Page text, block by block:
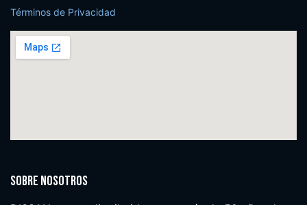
Términos de Privacidad
Sobre nosotros